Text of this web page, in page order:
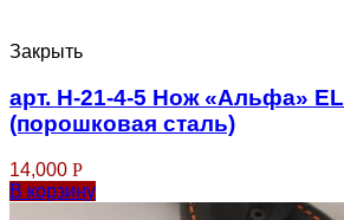
Закрыть
арт. Н-21-4-5 Нож «Альфа»
(порошковая сталь)
14,000 Р
В корзину